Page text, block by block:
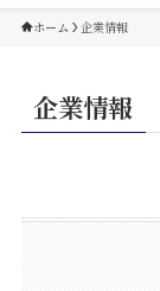
ホーム 企業情報
企業情報